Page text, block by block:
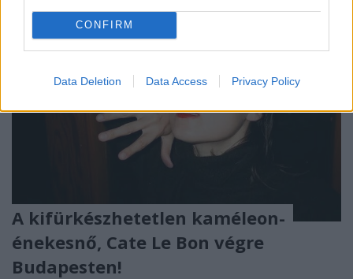
CONFIRM
Data Deletion Data Access Privacy Policy
A kifürkészhetetlen kaméleon-
énekesnő, Cate Le Bon végre
Budapesten!